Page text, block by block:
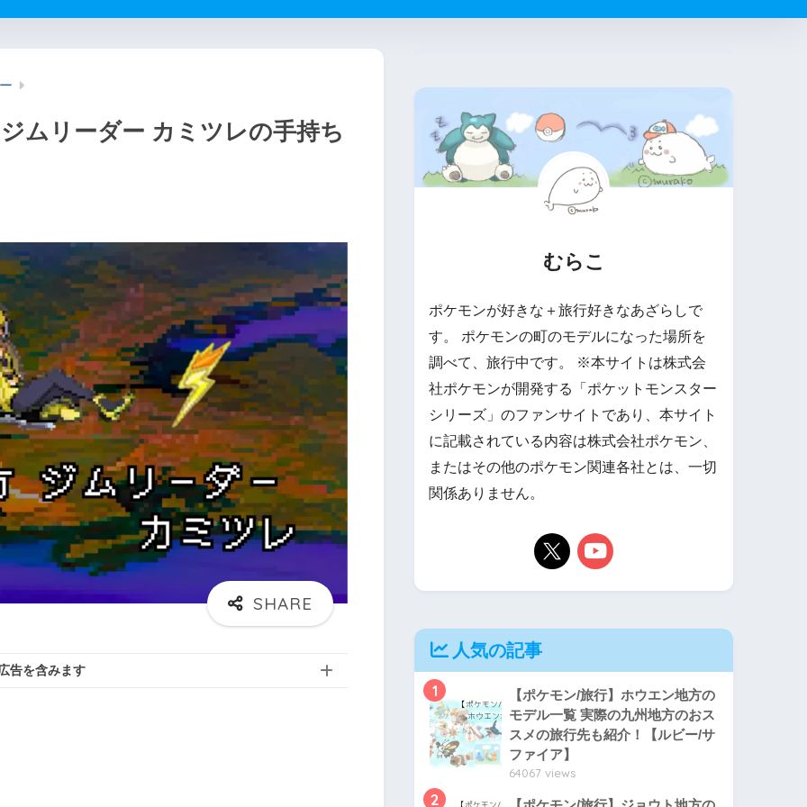
ムリーダー カミツレの手持ち
告を含みます
むらこ
ポケモンが好きな＋旅行好きなあざらしで
す。 ポケモンの町のモデルになった場所を
調べて、旅行中です。 ※本サイトは株式会
社ポケモンが開発する「ポケットモンスター
シリーズ」のファンサイトであり、本サイト
に記載されている内容は株式会社ポケモン、
またはその他のポケモン関連各社とは、一切
関係ありません。
人気の記事
1
【ポケモン/旅行】ホウエン地方の
モデル一覧 実際の九州地方のおス
スメの旅行先も紹介！【ルビー/サ
ファイア】
64067 views
2